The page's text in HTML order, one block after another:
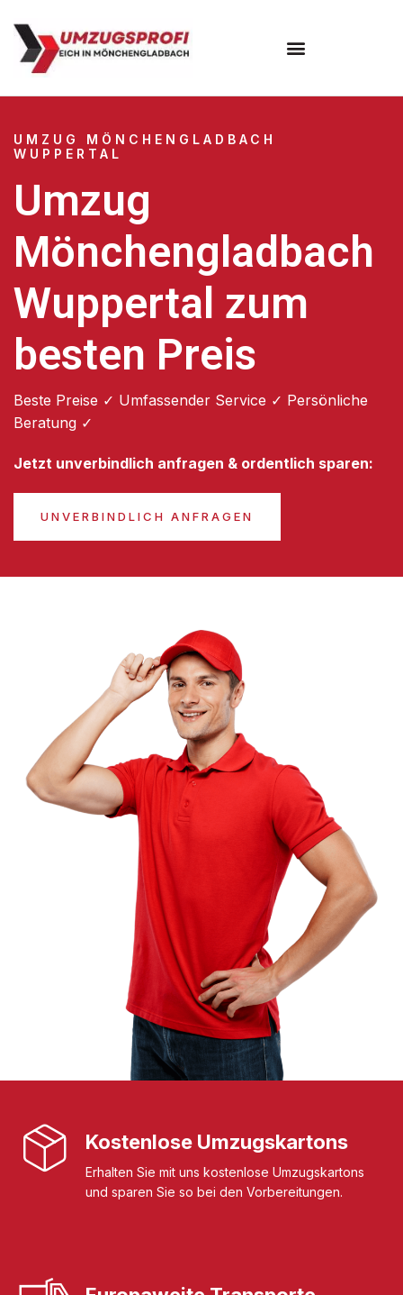
UMZUG MÖNCHENGLADBACH
WUPPERTAL
Umzug
Mönchengladbach
Wuppertal zum
besten Preis
Beste Preise ✓ Umfassender Service ✓ Persönliche
Beratung ✓
Jetzt unverbindlich anfragen & ordentlich sparen:
UNVERBINDLICH ANFRAGEN
Kostenlose Umzugskartons
Erhalten Sie mit uns kostenlose Umzugskartons
und sparen Sie so bei den Vorbereitungen.